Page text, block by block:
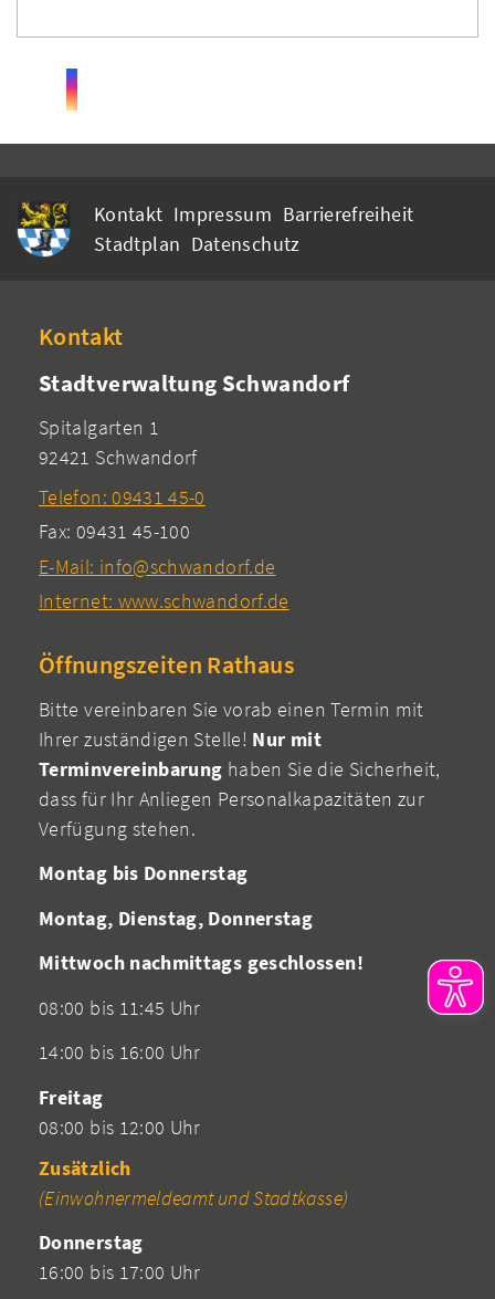
Kontakt Impressum Barrierefreiheit
Stadtplan Datenschutz
Kontakt
Stadtverwaltung Schwandorf
Spitalgarten 1
92421 Schwandorf
Telefon: 09431 45-0
Fax: 09431 45-100
E-Mail: info@schwandorf.de
Internet: www.schwandorf.de
Öffnungszeiten Rathaus
Bitte vereinbaren Sie vorab einen Termin mit
Ihrer zuständigen Stelle! Nur mit
Terminvereinbarung haben Sie die Sicherheit,
dass für Ihr Anliegen Personalkapazitäten zur
Verfügung stehen.
Montag bis Donnerstag
Montag, Dienstag, Donnerstag
Mittwoch nachmittags geschlossen!
08:00 bis 11:45 Uhr
14:00 bis 16:00 Uhr
Freitag
08:00 bis 12:00 Uhr
Zusätzlich
(Einwohnermeldeamt und Stadtkasse)
Donnerstag
16:00 bis 17:00 Uhr